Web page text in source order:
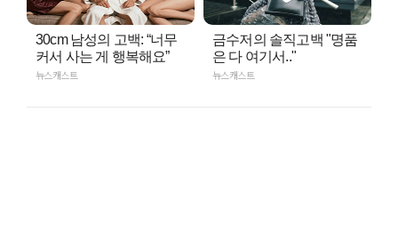
30cm 남성의 고백: “너무
커서 사는 게 행복해요”
뉴스캐스트
금수저의 솔직고백 "명품
은 다 여기서.."
뉴스캐스트